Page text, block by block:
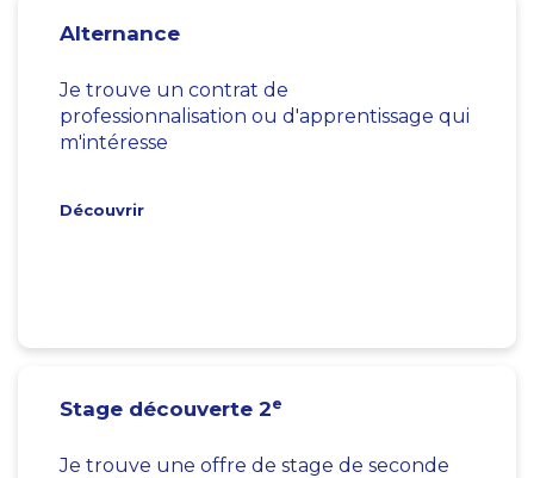
Alternance
Je trouve un contrat de
professionnalisation ou d'apprentissage qui
m'intéresse
Découvrir
Stage découverte 2e
Je trouve une offre de stage de seconde